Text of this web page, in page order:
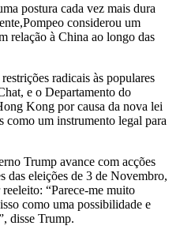
postura cada vez mais dura
considerou um
relação à China ao longo das
radicais às populares
e o Departamento do
Kong por causa da nova lei
como um instrumento legal para
Trump avance com acções
das eleições de 3 de Novembro,
“Parece-me muito
como uma possibilidade e
disse Trump.